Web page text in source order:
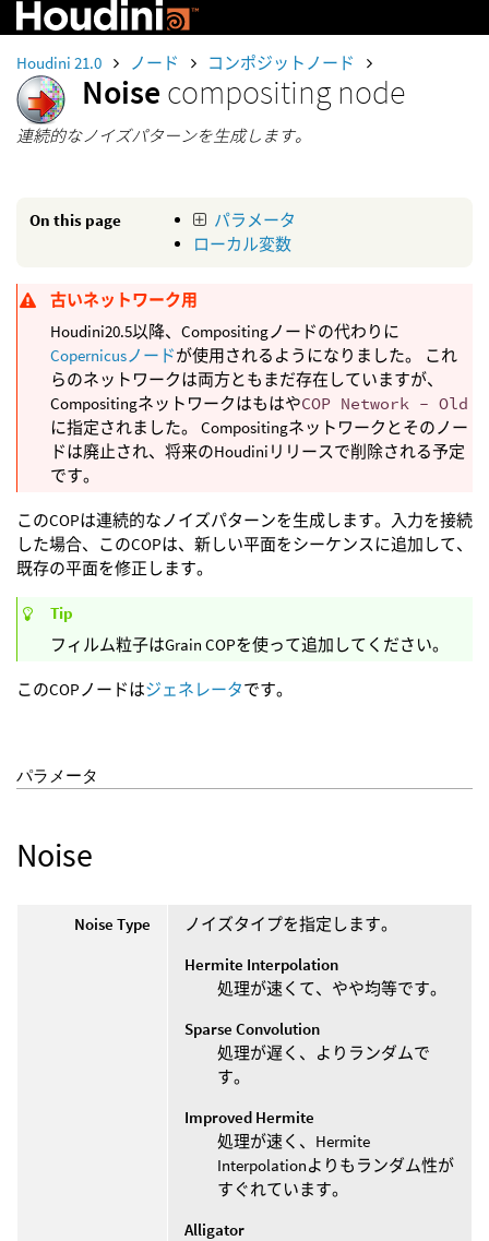
Houdini 21.0 ノード コンポジットノード
Noise compositing node
連続的なノイズパターンを生成します。
On this page
パラメータ
ローカル変数
古いネットワーク用
Houdini20.5以降、Compositingノードの代わりに
Copernicusノードが使用されるようになりました。 これ
らのネットワークは両方ともまだ存在していますが、
CompositingネットワークはもはやCOP Network - Old
に指定されました。 Compositingネットワークとそのノー
ドは廃止され、将来のHoudiniリリースで削除される予定
です。
このCOPは連続的なノイズパターンを生成します。入力を接続
した場合、このCOPは、新しい平面をシーケンスに追加して、
既存の平面を修正します。
Tip
フィルム粒子はGrain COPを使って追加してください。
このCOPノードはジェネレータです。
パラメータ
Noise
Noise Type
ノイズタイプを指定します。
Hermite Interpolation
処理が速くて、やや均等です。
Sparse Convolution
処理が遅く、よりランダムで
す。
Improved Hermite
処理が速く、Hermite
Interpolationよりもランダム性が
すぐれています。
Alligator